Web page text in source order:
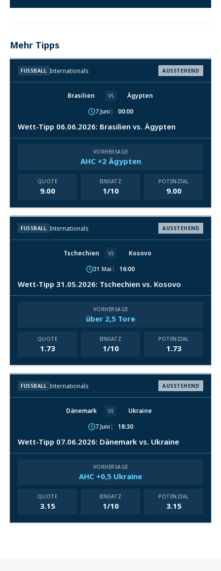
Mehr Tipps
FUSSBALL Internationals AUSSTEHEND
Brasilien VS
Ägypten
7 Juni
00:00
Wett-Tipp 06.06.2026: Brasilien vs. Ägypten
VORHERSAGE
AHC +2 Ägypten
QUOTE
9.00
EINSATZ
1/10
POTENZIAL
9.00
FUSSBALL Internationals AUSSTEHEND
Tschechien VS
Kosovo
31 Mai
16:00
Wett-Tipp 31.05.2026: Tschechien vs. Kosovo
VORHERSAGE
über 2,5 Tore
QUOTE
1.73
EINSATZ
1/10
POTENZIAL
1.73
FUSSBALL Internationals AUSSTEHEND
Dänemark VS
Ukraine
7 Juni
18:30
Wett-Tipp 07.06.2026: Dänemark vs. Ukraine
VORHERSAGE
AHC +0,5 Ukraine
QUOTE
3.15
EINSATZ
1/10
POTENZIAL
3.15